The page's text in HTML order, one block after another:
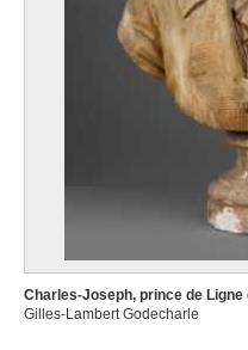
Charles-Joseph, prince de
Gilles-Lambert Godecharle